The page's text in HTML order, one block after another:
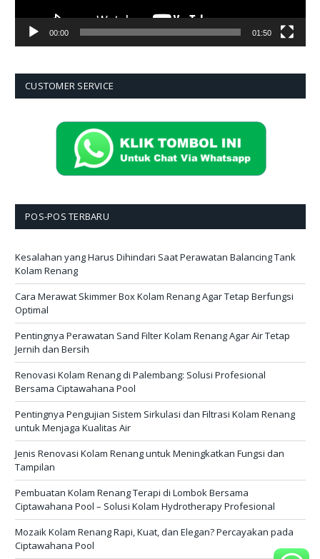
00:00 01:50
CUSTOMER SERVICE
POS-POS TERBARU
Kesalahan yang Harus Dihindari Saat Perawatan Balancing Tank
Kolam Renang
Cara Merawat Skimmer Box Kolam Renang Agar Tetap Berfungsi
Optimal
Pentingnya Perawatan Sand Filter Kolam Renang Agar Air Tetap
Jernih dan Bersih
Renovasi Kolam Renang di Palembang: Solusi Profesional
Bersama Ciptawahana Pool
Pentingnya Pengujian Sistem Sirkulasi dan Filtrasi Kolam Renang
untuk Menjaga Kualitas Air
Jenis Renovasi Kolam Renang untuk Meningkatkan Fungsi dan
Tampilan
Pembuatan Kolam Renang Terapi di Lombok Bersama
Ciptawahana Pool – Solusi Kolam Hydrotherapy Profesional
Mozaik Kolam Renang Rapi, Kuat, dan Elegan? Percayakan pada
Ciptawahana Pool